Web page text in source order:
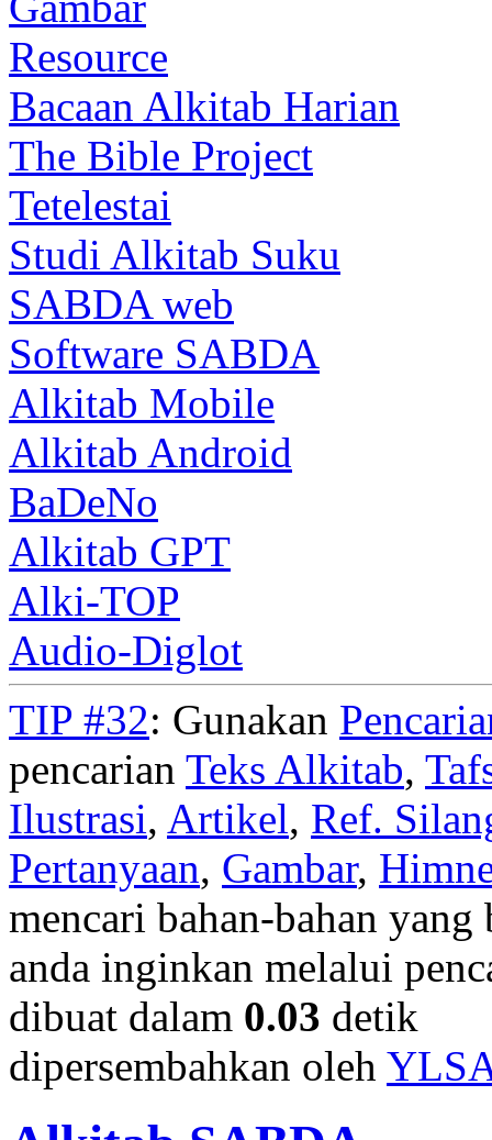
Resource
Bacaan Alkitab Harian
The Bible Project
Tetelestai
Studi Alkitab Suku
SABDA web
Software SABDA
Alkitab Mobile
Alkitab Android
BaDeNo
Alkitab GPT
Alki-TOP
Audio-Diglot
TIP #32: Gunakan
pencarian Teks Alkitab,
Ilustrasi, Artikel, Ref.
Pertanyaan, Gambar,
mencari bahan-bahan
anda inginkan melalui
dibuat dalam 0.03 detik
dipersembahkan oleh